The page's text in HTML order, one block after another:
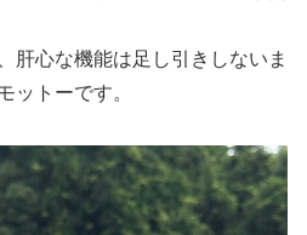
肝心な機能は足し引きしないま
ットーです。